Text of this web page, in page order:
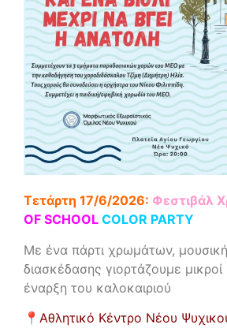
Τετάρτη 17/6/2026: Φεστιβάλ
OF SCHOOL COLOR PARTY
Με ένα πάρτι χρωμάτων,
διασκέδασης γιορτάζουμε
έναρξη του καλοκαιριού
📍 Αθλητικό Κέντρο Νέου